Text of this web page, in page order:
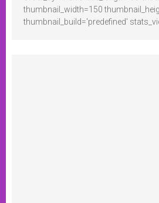
thumbnail_width=150
thumbnail_build='predefined'